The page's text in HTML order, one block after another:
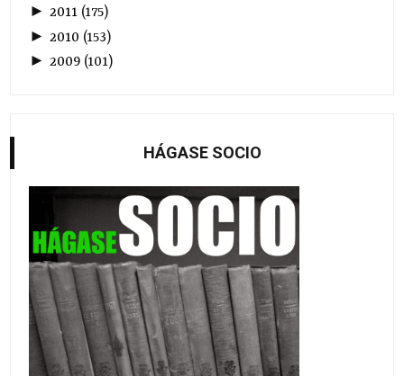
►2011 (175)
► 2010 (153)
►2009 (101)
HÁGASE SOCIO